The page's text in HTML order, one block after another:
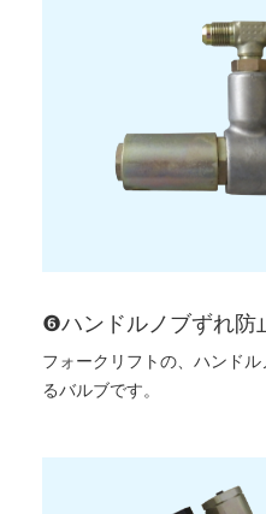
❻ハンドルノブずれ防
フォークリフトの、ハンド
るバルブです。